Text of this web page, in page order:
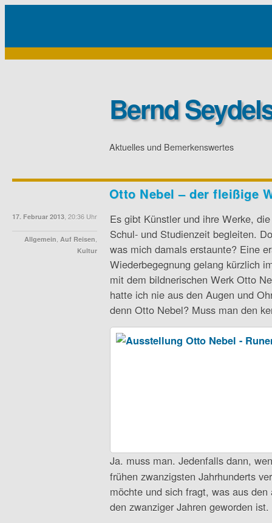
Bernd
Aktuelles und Bemerkenswertes
Otto Nebel – der fleißige
17. Februar 2013, 20:36 Uhr
Allgemein, Auf Reisen,
Kultur
Es gibt Künstler und ihre Werke,
Schul- und Studienzeit begleiten.
was mich damals erstaunte? Eine
Wiederbegegnung gelang kürzlich
mit dem bildnerischen Werk Otto
hatte ich nie aus den Augen und
denn Otto Nebel? Muss man den
Ja. muss man. Jedenfalls dann,
frühen zwanzigsten Jahrhunderts
möchte und sich fragt, was aus
den zwanziger Jahren geworden ist.